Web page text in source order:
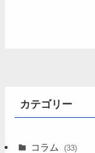
カテゴリー
コラム (33)